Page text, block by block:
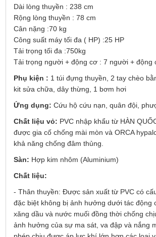
Dài lòng thuyền : 238 cm
Rộng lòng thuyền : 78 cm
Cân nặng :70 kg
Công suất máy tối đa ( HP) :25 HP
Tải trọng tối đa :750kg
Tải trọng người + động cơ : 7 người + động
Phụ kiện : 1 túi đựng thuyền, 2 tay chèo
kit sửa chữa, dây thừng, 1 bơm hơi
Ứng dụng: Cứu hộ cứu nạn, quân đội,
Chất liệu vỏ: PVC nhập khẩu từ HÀN
được gia cố chống mài mòn và ORCA
khả năng chống đâm thủng.
Sàn: Hợp kim nhôm (Aluminium)
Chất liệu:
- Thân thuyền: Được sản xuất từ PVC có
đặc biệt không bị ảnh hưởng dưới tác động
xăng dầu và nước muối đồng thời chống
ảnh hưởng của sự ma sát, va đập và nắng